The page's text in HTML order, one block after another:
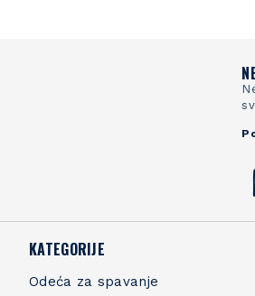
KATEGORIJE
Odeća za spavanje